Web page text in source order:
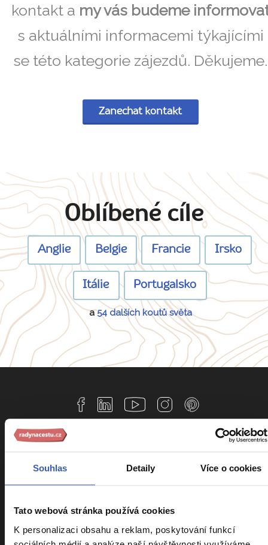
Souhlas Detaily Více o cookies
Tato webová stránka používá cookies
K personalizaci obsahu a reklam, poskytování funkcí
kontakt a my vás budeme
s aktuálními informacemi týkajícími
se této kategorie zájezdů. Děkujeme.
Zanechat kontakt
Oblíbené cíle
Anglie Belgie Francie Irsko
Itálie Portugalsko
a54 dalších koutů světa
Informace k zájezdům
Cestovní pojištění Kooperativa
Cestovní pojištění Slavia
Kalendář zájezdů